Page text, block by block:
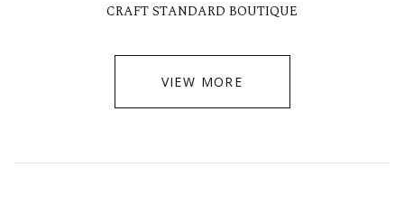
CRAFT STANDARD BOUTIQUE
VIEW MORE